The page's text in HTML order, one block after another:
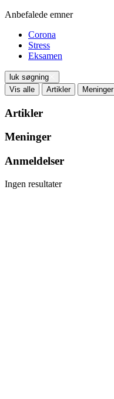
Anbefalede emner
Corona
Stress
Eksamen
luk søgning
Vis alle
Artikler Meninger
Artikler
Meninger
Anmeldelser
Ingen resultater